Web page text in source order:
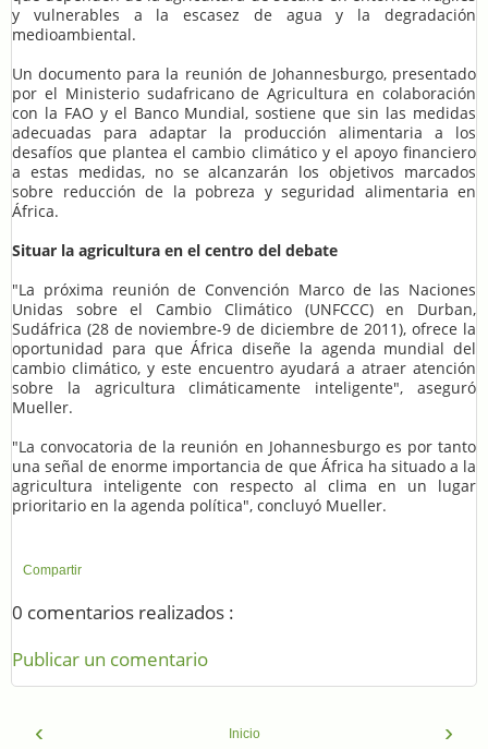
y vulnerables a la escasez de agua y la degradación
medioambiental.
Un documento para la reunión de Johannesburgo, presentado
por el Ministerio sudafricano de Agricultura en colaboración
con la FAO y el Banco Mundial, sostiene que sin las medidas
adecuadas para adaptar la producción alimentaria a los
desafíos que plantea el cambio climático y el apoyo financiero
a estas medidas, no se alcanzarán los objetivos marcados
sobre reducción de la pobreza y seguridad alimentaria en
África.
Situar la agricultura en el centro del debate
"La próxima reunión de Convención Marco de las Naciones
Unidas sobre el Cambio Climático (UNFCCC) en Durban,
Sudáfrica (28 de noviembre-9 de diciembre de 2011), ofrece la
oportunidad para que África diseñe la agenda mundial del
cambio climático, y este encuentro ayudará a atraer atención
sobre la agricultura climáticamente inteligente", aseguró
Mueller.
"La convocatoria de la reunión en Johannesburgo es por tanto
una señal de enorme importancia de que África ha situado a la
agricultura inteligente con respecto al clima en un lugar
prioritario en la agenda política", concluyó Mueller.
Compartir
0 comentarios realizados :
Publicar un comentario
‹ ›
Inicio